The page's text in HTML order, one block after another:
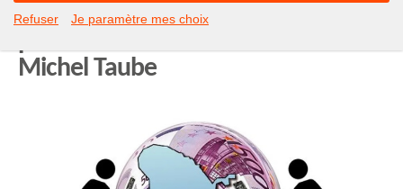
Refuser Je paramètre mes choix
Quand l’économie martiniquaise
Michel Taube